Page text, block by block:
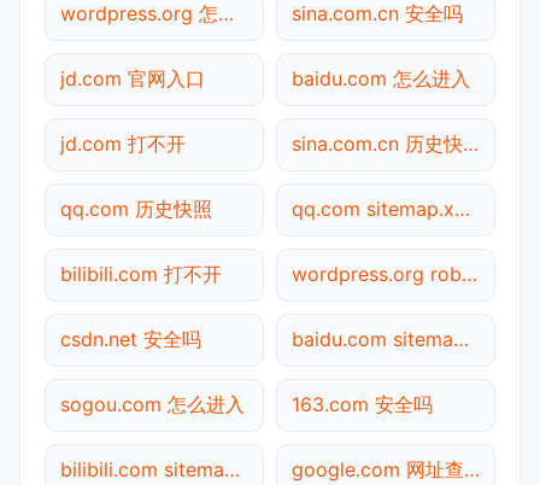
wordpress.org 怎么进入 sina.com.cn 安全吗
jd.com 官网入口 baidu.com 怎么进入
jd.com 打不开 sina.com.cn 历史快照
qq.com 历史快照 qq.com sitemap.xml检测
bilibili.com 打不开 wordpress.org robots.txt检测
csdn.net 安全吗 baidu.com sitemap.xml检测
sogou.com 怎么进入 163.com 安全吗
bilibili.com sitemap.xml检测 google.com 网址查询